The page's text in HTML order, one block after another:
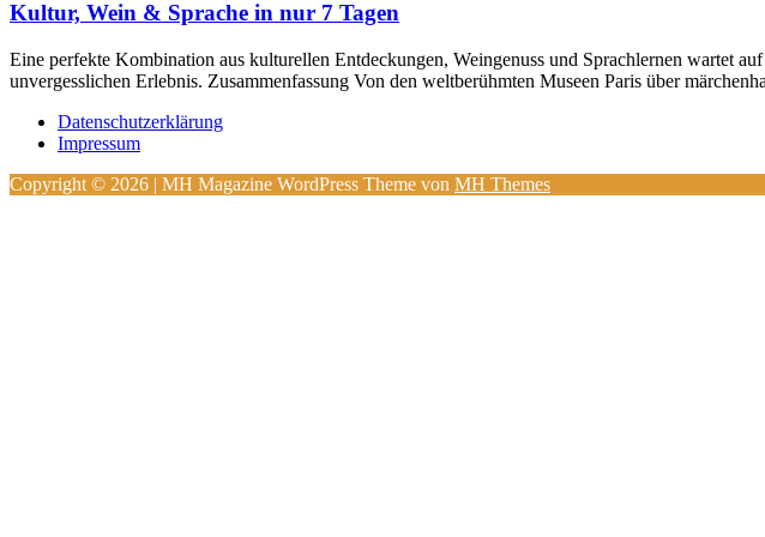
Kultur, Wein & Sprache in nur 7 Tagen
Eine perfekte Kombination aus kulturellen Entdeckungen, Weingenuss und Sprachlernen wartet
unvergesslichen Erlebnis. Zusammenfassung Von den weltberühmten Museen Paris über
Datenschutzerklärung
Impressum
Copyright © 2026 | MH Magazine WordPress Theme von MH Themes